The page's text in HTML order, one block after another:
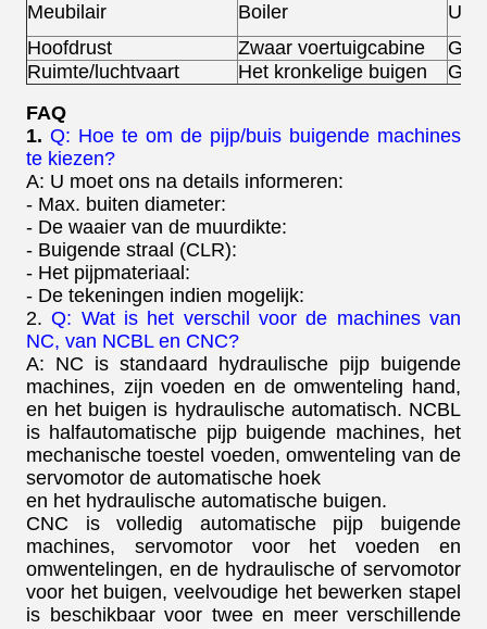
Meubilair Boiler
Hoofdrust
Zwaar voertuigcabine
Ruimte/luchtvaart
Het kronkelige buigen
FAQ
1. Q: Hoe te om de pijp/buis buigende machines
te kiezen?
A: U moet ons na details informeren:
- Max. buiten diameter:
- De waaier van de muurdikte:
- Buigende straal (CLR):
- Het pijpmateriaal:
- De tekeningen indien mogelijk:
2.Q: Wat is het verschil voor de machines van
NC, van NCBL en CNC?
A: NC is standaard hydraulische pijp buigende
machines, zijn voeden en de omwenteling hand,
en het buigen is hydraulische automatisch. NCBL
is halfautomatische pijp buigende machines, het
mechanische toestel voeden, omwenteling van de
servomotor de automatische hoek
en het hydraulische automatische buigen.
CNC is volledig automatische pijp buigende
machines, servomotor voor het voeden en
omwentelingen, en de hydraulische of servomotor
voor het buigen, veelvoudige het bewerken stapel
is beschikbaar voor twee en meer verschillende